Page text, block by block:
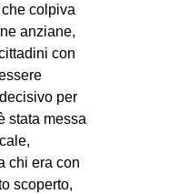
colpiva
anziane,
con
per
stata messa
chi era con
scoperto,